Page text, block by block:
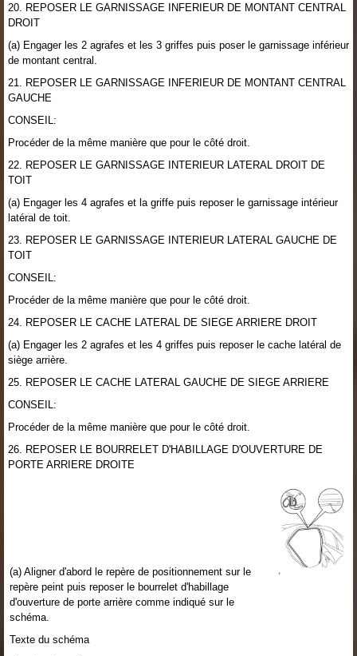
20. REPOSER LE GARNISSAGE INFERIEUR DE MONTANT CENTRAL
DROIT
(a) Engager les 2 agrafes et les 3 griffes puis poser le garnissage inférieur
de montant central.
21. REPOSER LE GARNISSAGE INFERIEUR DE MONTANT CENTRAL
GAUCHE
CONSEIL:
Procéder de la même manière que pour le côté droit.
22. REPOSER LE GARNISSAGE INTERIEUR LATERAL DROIT DE
TOIT
(a) Engager les 4 agrafes et la griffe puis reposer le garnissage intérieur
latéral de toit.
23. REPOSER LE GARNISSAGE INTERIEUR LATERAL GAUCHE DE
TOIT
CONSEIL:
Procéder de la même manière que pour le côté droit.
24. REPOSER LE CACHE LATERAL DE SIEGE ARRIERE DROIT
(a) Engager les 2 agrafes et les 4 griffes puis reposer le cache latéral de
siège arrière.
25. REPOSER LE CACHE LATERAL GAUCHE DE SIEGE ARRIERE
CONSEIL:
Procéder de la même manière que pour le côté droit.
26. REPOSER LE BOURRELET D'HABILLAGE D'OUVERTURE DE
PORTE ARRIERE DROITE
(a) Aligner d'abord le repère de positionnement sur le
repère peint puis reposer le bourrelet d'habillage
d'ouverture de porte arrière comme indiqué sur le
schéma.
Texte du schéma